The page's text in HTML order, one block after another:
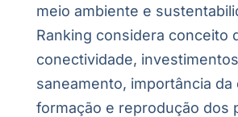
meio ambiente e
Ranking considera conceito
conectividade,
saneamento, importância da
formação e reprodução dos